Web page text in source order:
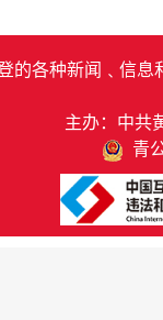
的各种新闻﹑信息
主办：中共
青